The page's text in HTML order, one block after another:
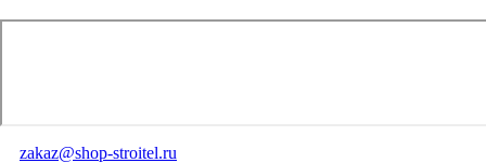
zakaz@shop-stroitel.ru